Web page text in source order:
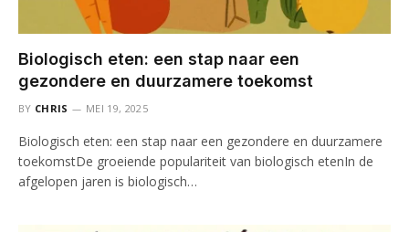
Biologisch eten: een stap naar een
gezondere en duurzamere toekomst
BY CHRIS MEI 19, 2025
Biologisch eten: een stap naar een gezondere en duurzamere
toekomstDe groeiende populariteit van biologisch etenIn de
afgelopen jaren is biologisch…